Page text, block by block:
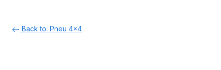
Back to: Pneu 4x4